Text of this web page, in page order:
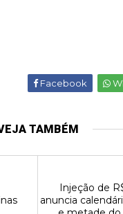
Facebook
TAMBÉM
Injeção de
anuncia